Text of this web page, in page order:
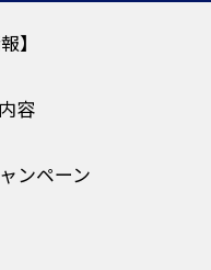
】
容
ンペーン